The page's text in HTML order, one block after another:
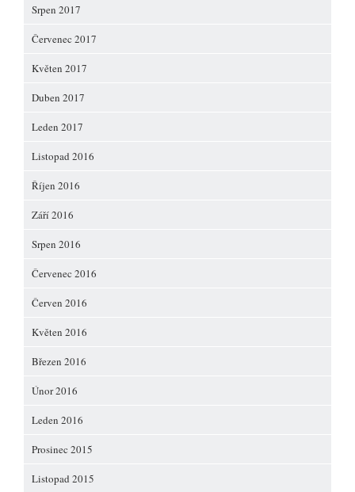
Srpen 2017
Červenec 2017
Květen 2017
Duben 2017
Leden 2017
Listopad 2016
Říjen 2016
Září 2016
Srpen 2016
Červenec 2016
Červen 2016
Květen 2016
Březen 2016
Únor 2016
Leden 2016
Prosinec 2015
Listopad 2015